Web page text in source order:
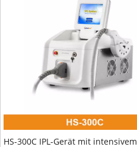
HS-300C IPL-Gerät mit intensivem